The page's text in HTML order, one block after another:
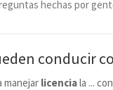
hechas por
conducir
manejar licenciala ...